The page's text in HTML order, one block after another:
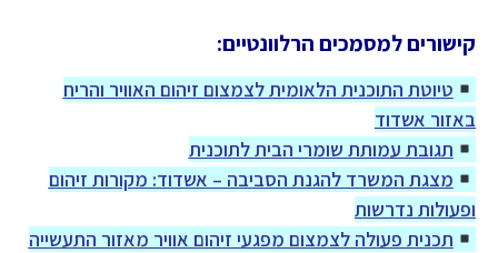
קישורים למסמכים הרלוונטיים:
טיוטת התוכנית הלאומית לצמצום זיהום האוויר והריח
באזור אשדוד
תגובת עמותת שומרי הבית לתוכנית
מצגת המשרד להגנת הסביבה – אשדוד: מקורות זיהום
ופעולות נדרשות
תכנית פעולה לצמצום מפגעי זיהום אוויר מאזור התעשייה